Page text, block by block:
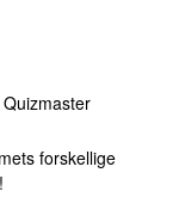
forskellige